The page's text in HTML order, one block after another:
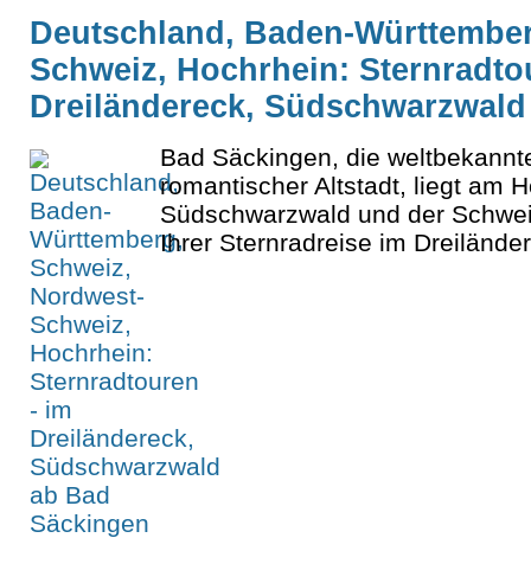
Deutschland, Baden-
Schweiz, Hochrhein:
Dreiländereck,
Bad Säckingen, die
romantischer Altstadt, liegt am
Südschwarzwald und der
Ihrer Sternradreise im